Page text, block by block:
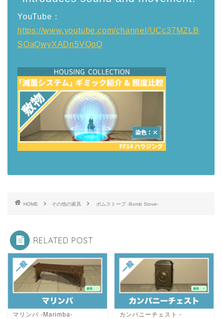
YouTube：
https://www.youtube.com/channel/UCc37MZLB
SOaQwyXADn5VQoQ
HOME その他の家具 ボムストーブ -Bomb Stove-
RELATED POST
マリンバ -Marimba-
カンパニーチェスト -